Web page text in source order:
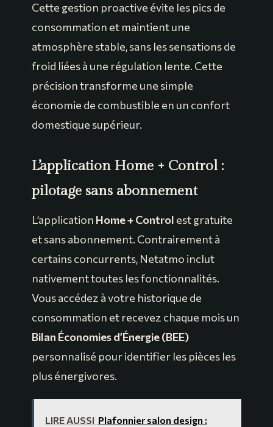
Cette gestion proactive évite les pics de
consommation et maintient une
atmosphère stable, sans les sensations de
froid liées à une régulation lente. Cette
précision transforme une simple
économie de combustible en un confort
domestique supérieur.
L’application Home + Control :
pilotage sans abonnement
L’application Home + Control est gratuite
et sans abonnement. Contrairement à
certains concurrents, Netatmo inclut
nativement toutes les fonctionnalités.
Vous accédez à votre historique de
consommation et recevez chaque mois un
Bilan Économies d’Énergie (BEE)
personnalisé pour identifier les pièces les
plus énergivores.
LIRE AUSSI Plafonnier salon design :